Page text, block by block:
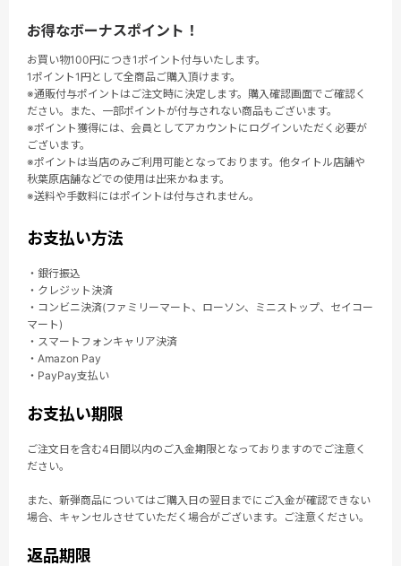
お得なボーナスポイント！
お買い物100円につき1ポイント付与いたします。
1ポイント1円として全商品ご購入頂けます。
※通販付与ポイントはご注文時に決定します。購入確認画面でご確認く
ださい。また、一部ポイントが付与されない商品もございます。
※ポイント獲得には、会員としてアカウントにログインいただく必要が
ございます。
※ポイントは当店のみご利用可能となっております。他タイトル店舗や
秋葉原店舗などでの使用は出来かねます。
※送料や手数料にはポイントは付与されません。
お支払い方法
・銀行振込
・クレジット決済
・コンビニ決済(ファミリーマート、ローソン、ミニストップ、セイコー
マート)
・スマートフォンキャリア決済
・Amazon Pay
・PayPay支払い
お支払い期限
ご注文日を含む4日間以内のご入金期限となっておりますのでご注意く
ださい。
また、新弾商品についてはご購入日の翌日までにご入金が確認できない
場合、キャンセルさせていただく場合がございます。ご注意ください。
返品期限